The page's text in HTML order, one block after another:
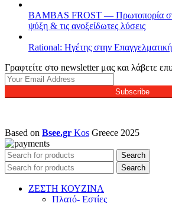
BAMBAS FROST — Πρωτοπορία
ψύξη & τις ανοξείδωτες λύσεις
Rational: Ηγέτης στην
Γραφτείτε στο newsletter μας και λάβετε
Subscribe
Based on Bsee.gr Kos Greece 2025
Search
Search
ΖΕΣΤΗ ΚΟΥΖΙΝΑ
Πλατό- Εστίες